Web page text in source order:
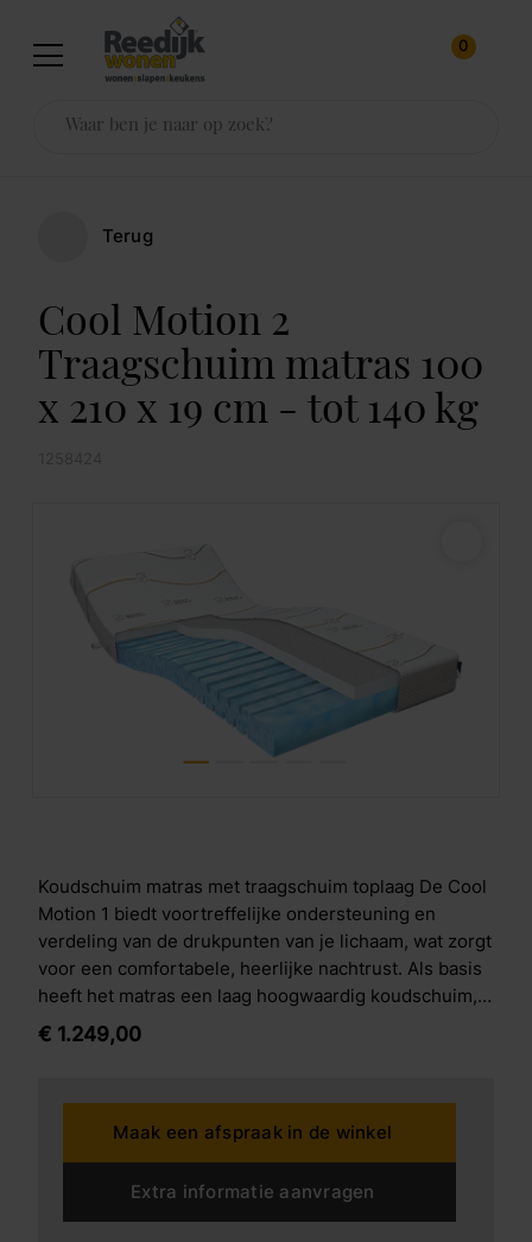
0
Terug
Cool Motion 2
Traagschuim matras 100
x 210 x 19 cm - tot 140 kg
Koudschuim matras met traagschuim toplaag De Cool
Motion 1 biedt voortreffelijke ondersteuning en
verdeling van de drukpunten van je lichaam, wat zorgt
voor een comfortabele, heerlijke nachtrust. Als basis
heeft het matras een laag hoogwaardig koudschuim,
met daarop een toplaag van stevig visco-elastisch
schuim, ook bekend als traagschuim. Opbouw
als volgt opgebouwd: Antislip laag Om te voorkomen
dat het matras gaat verschuiven zit aan de onderkant
een ventilerende antislip laag. Geprofileerd
koudschuim De basislaag van koudschuim is
€ 1.249,00
Maak een afspraak in de winkel
Extra informatie aanvragen